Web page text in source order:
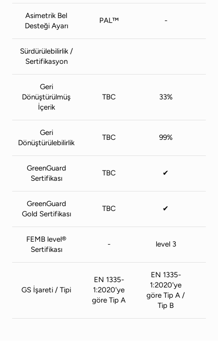
Asimetrik Bel
Desteği Ayarı
PAL™ -
Sürdürülebilirlik /
Sertifikasyon
Geri
Dönüştürülmüş
İçerik
TBC 33%
Geri
Dönüştürülebilirlik
TBC 99%
GreenGuard
Sertifikası
TBC ✔
GreenGuard
Gold Sertifikası
TBC ✔
FEMB level®
Sertifikası
- level 3
GS İşareti / Tipi
EN 1335-
1:2020'ye
göre Tip A
EN 1335-
1:2020'ye
göre Tip A /
Tip B